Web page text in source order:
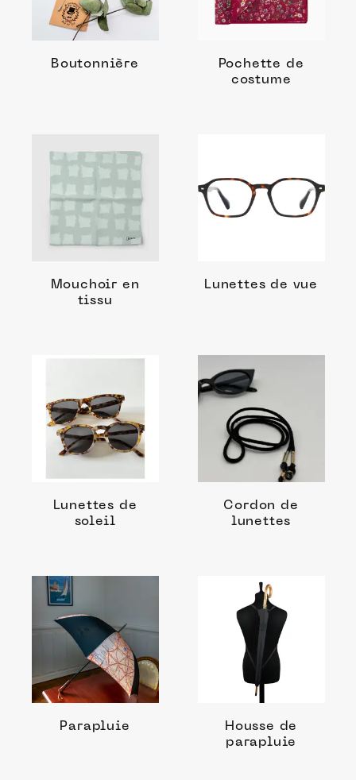
Boutonnière
Pochette de
costume
Mouchoir en
tissu
Lunettes de vue
Lunettes de
soleil
Cordon de
lunettes
Parapluie
Housse de
parapluie